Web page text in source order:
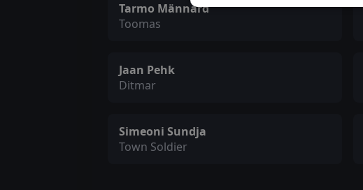
Tarmo Männard
Toomas
Jaan Pehk
Ditmar
Simeoni Sundja
Town Soldier